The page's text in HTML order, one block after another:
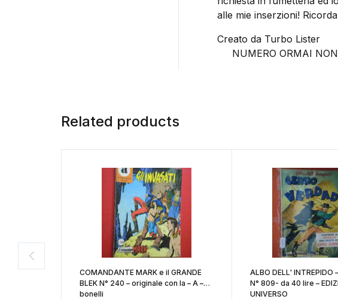
alle mie inserzioni!
Creato da Turbo Lister
NUMERO ORMAI
Related products
COMANDANTE MARK e il GRANDE
BLEK N° 240 – originale con la – A –
bonelli
ALBO DELL' INTREPIDO
N° 809- da 40 lire –
UNIVERSO